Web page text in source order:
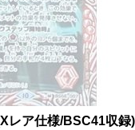
レア仕様/BSC41収録